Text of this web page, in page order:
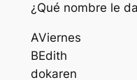
¿Qué nombre le
AViernes
BEdith
dokaren